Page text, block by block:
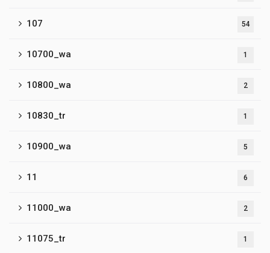
107 54
10700_wa 1
10800_wa 2
10830_tr 1
10900_wa 5
11 6
11000_wa 2
11075_tr 1